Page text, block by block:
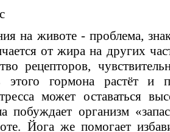
на животе - проблема,
от жира на других
рецепторов,
гормона растёт и
может оставаться
побуждает организм
Йога же помогает